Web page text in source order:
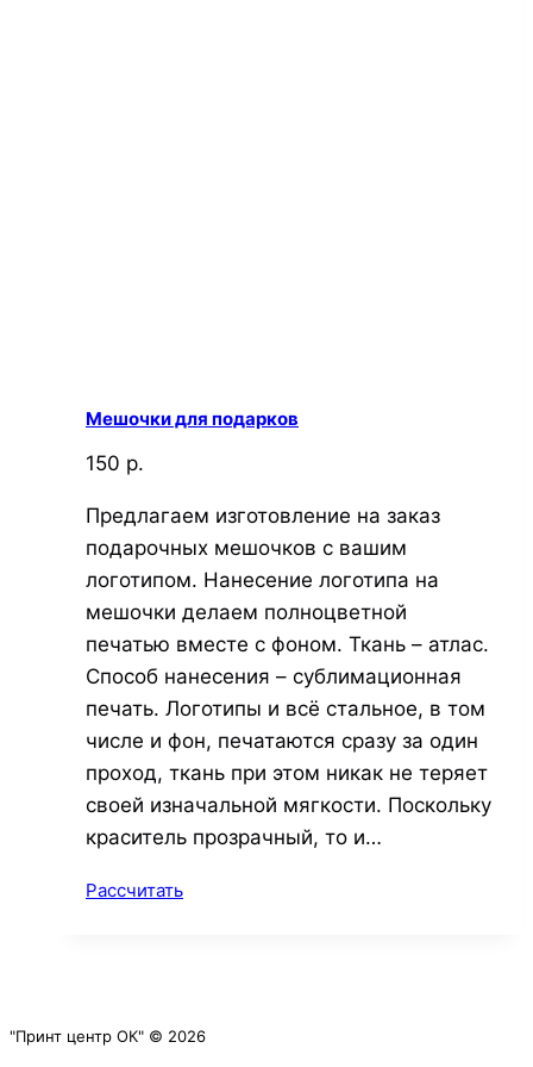
Мешочки для подарков
150 р.
Предлагаем изготовление на заказ
подарочных мешочков с вашим
логотипом. Нанесение логотипа на
мешочки делаем полноцветной
печатью вместе с фоном. Ткань – атлас.
Способ нанесения – сублимационная
печать. Логотипы и всё стальное, в том
числе и фон, печатаются сразу за один
проход, ткань при этом никак не теряет
своей изначальной мягкости. Поскольку
краситель прозрачный, то и…
Рассчитать
"Принт центр ОК" © 2026